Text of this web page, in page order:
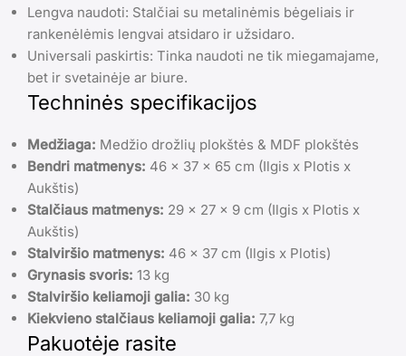
Lengva naudoti: Stalčiai su metalinėmis bėgeliais ir
rankenėlėmis lengvai atsidaro ir užsidaro.
Universali paskirtis: Tinka naudoti ne tik miegamajame,
bet ir svetainėje ar biure.
Techninės specifikacijos
Medžiaga: Medžio drožlių plokštės & MDF plokštės
Bendri matmenys: 46 x 37 x 65 cm (Ilgis x Plotis x
Aukštis)
Stalčiaus matmenys: 29 x 27 x 9 cm (Ilgis x Plotis x
Aukštis)
Stalviršio matmenys: 46 x 37 cm (Ilgis x Plotis)
Grynasis svoris: 13 kg
Stalviršio keliamoji galia: 30 kg
Kiekvieno stalčiaus keliamoji galia: 7,7 kg
Pakuotėje rasite